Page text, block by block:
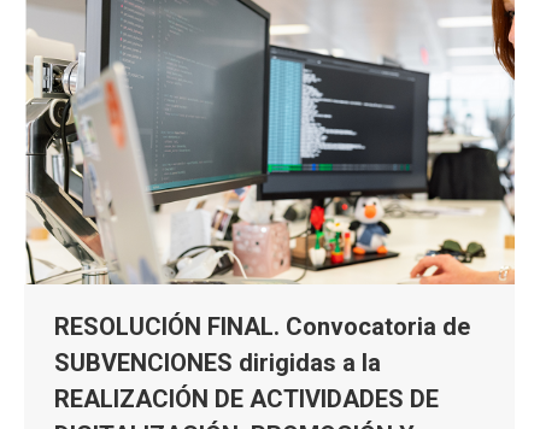
RESOLUCIÓN FINAL. Convocatoria de
SUBVENCIONES dirigidas a la
REALIZACIÓN DE ACTIVIDADES DE